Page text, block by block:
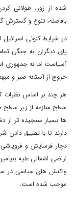
شده از زور، طولانی
بافاصله، تنوع و گسترش
در شرایط کنونی
پای دیگران به جنگی
آسیاست اما نه جمهوری
خروج از آستانه صبر و
هر چند بر اساس نظرات
سطح منازعه از زیر سطح
ها بسیار سنجیده تر
دارند تا با تطبیق
دچار فرسایش و
اراضی اشغالی علیه
واکنش های سیاسی در
موجب شده است.